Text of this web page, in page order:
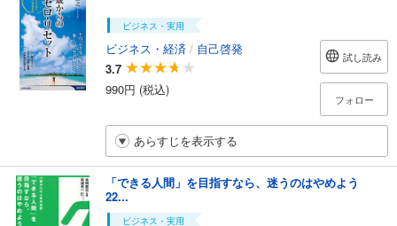
ビジネス・実用
ビジネス・経済 / 自己啓発
3.7
990円 (税込)
試し読み
フォロー
あらすじを表示する
「できる人間」を目指すなら、迷うのはやめよう
22...
ビジネス・実用